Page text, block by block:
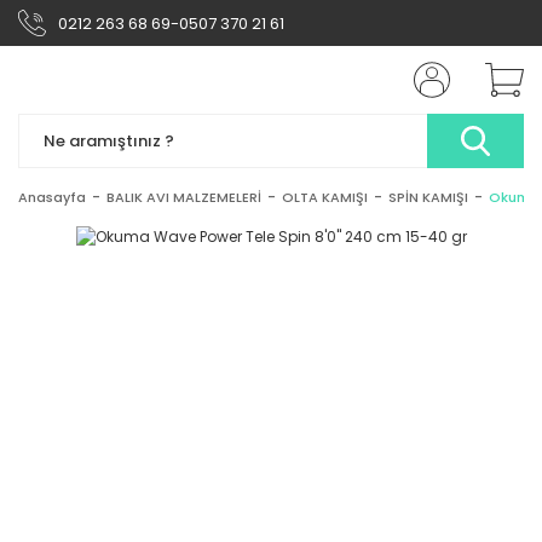
0212 263 68 69-0507 370 21 61
Anasayfa BALIK AVI MALZEMELERİ OLTA KAMIŞI SPİN KAMIŞI Okuma